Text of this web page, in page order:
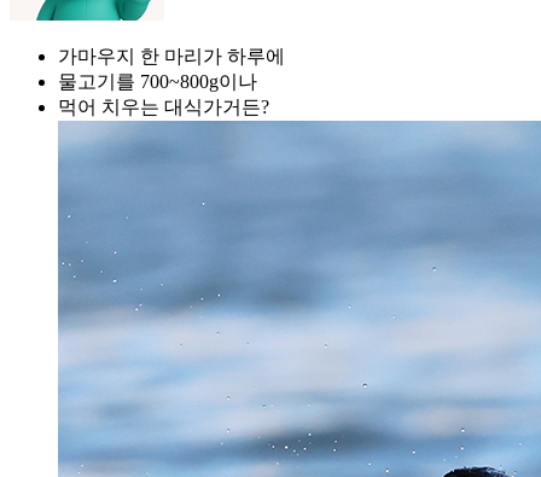
가마우지 한 마리가 하루에
물고기를 700~800g이나
먹어 치우는 대식가거든?